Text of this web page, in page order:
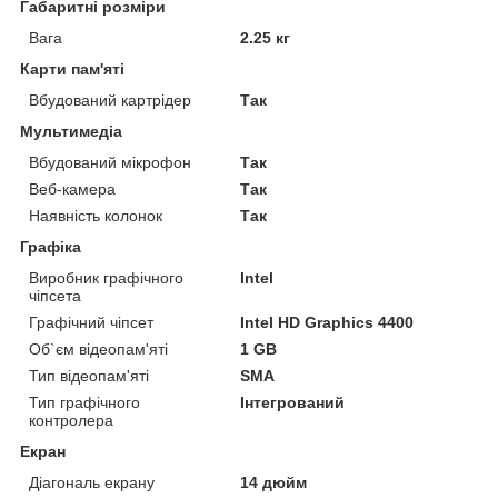
Габаритні розміри
Вага
2.25 кг
Карти пам'яті
Вбудований картрідер
Так
Мультимедіа
Вбудований мікрофон
Так
Веб-камера
Так
Наявність колонок
Так
Графіка
Виробник графічного
чіпсета
Intel
Графічний чіпсет
Intel HD Graphics 4400
Об`єм відеопам'яті
1 GB
Тип відеопам'яті
SMA
Тип графічного
контролера
Інтегрований
Екран
Діагональ екрану
14 дюйм